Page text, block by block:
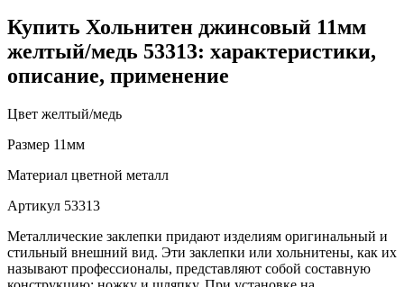
Купить Хольнитен джинсовый 11мм
желтый/медь 53313: характеристики,
описание, применение
Цвет желтый/медь
Размер 11мм
Материал цветной металл
Артикул 53313
Металлические заклепки придают изделиям оригинальный и
стильный внешний вид. Эти заклепки или хольнитены, как их
называют профессионалы, представляют собой составную